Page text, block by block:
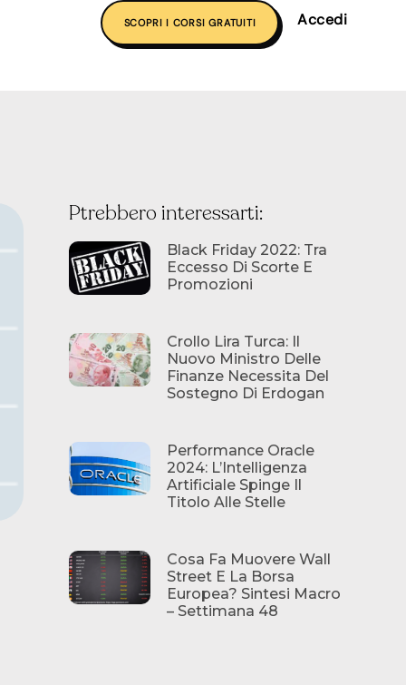
SCOPRI I CORSI GRATUITI Accedi
Ptrebbero interessarti:
Black Friday 2022: Tra
Eccesso Di Scorte E
Promozioni
Crollo Lira Turca: Il
Nuovo Ministro Delle
Finanze Necessita Del
Sostegno Di Erdogan
Performance Oracle
2024: L’Intelligenza
Artificiale Spinge Il
Titolo Alle Stelle
Cosa Fa Muovere Wall
Street E La Borsa
Europea? Sintesi Macro
– Settimana 48